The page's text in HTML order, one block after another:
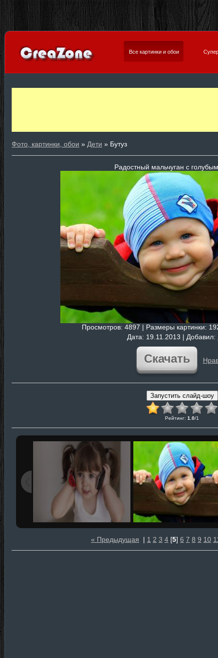
Все картинки и обои
Фото, картинки, обои » Дети » Бутуз
Радостный мальчуган с
Просмотров: 4897 | Размеры картинки:
Дата: 19.11.2013 | Добавил:
Скачать
Рейтинг: 1.0/1
« Предыдущая | 1 2 3 4 [5] 6 7 8 9 10